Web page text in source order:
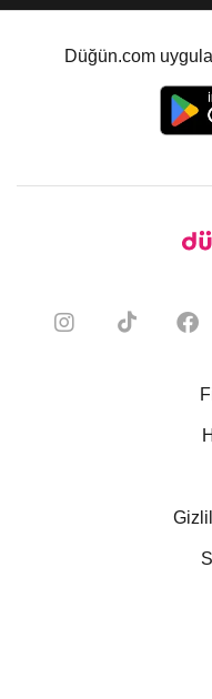
Düğün.com